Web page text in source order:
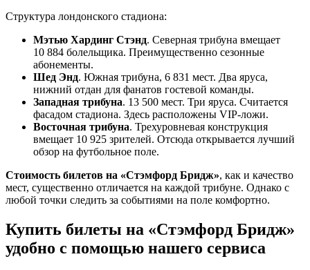
Структура лондонского стадиона:
Мэтью Хардинг Стэнд. Северная трибуна вмещает
10 884 болельщика. Преимущественно сезонные
абонементы.
Шед Энд. Южная трибуна, 6 831 мест. Два яруса,
нижний отдан для фанатов гостевой команды.
Западная трибуна. 13 500 мест. Три яруса. Считается
фасадом стадиона. Здесь расположены VIP-ложи.
Восточная трибуна. Трехуровневая конструкция
вмещает 10 925 зрителей. Отсюда открывается лучший
обзор на футбольное поле.
Стоимость билетов на «Стэмфорд Бридж», как и качество
мест, существенно отличается на каждой трибуне. Однако с
любой точки следить за событиями на поле комфортно.
Купить билеты на «Стэмфорд Бридж»
удобно с помощью нашего сервиса